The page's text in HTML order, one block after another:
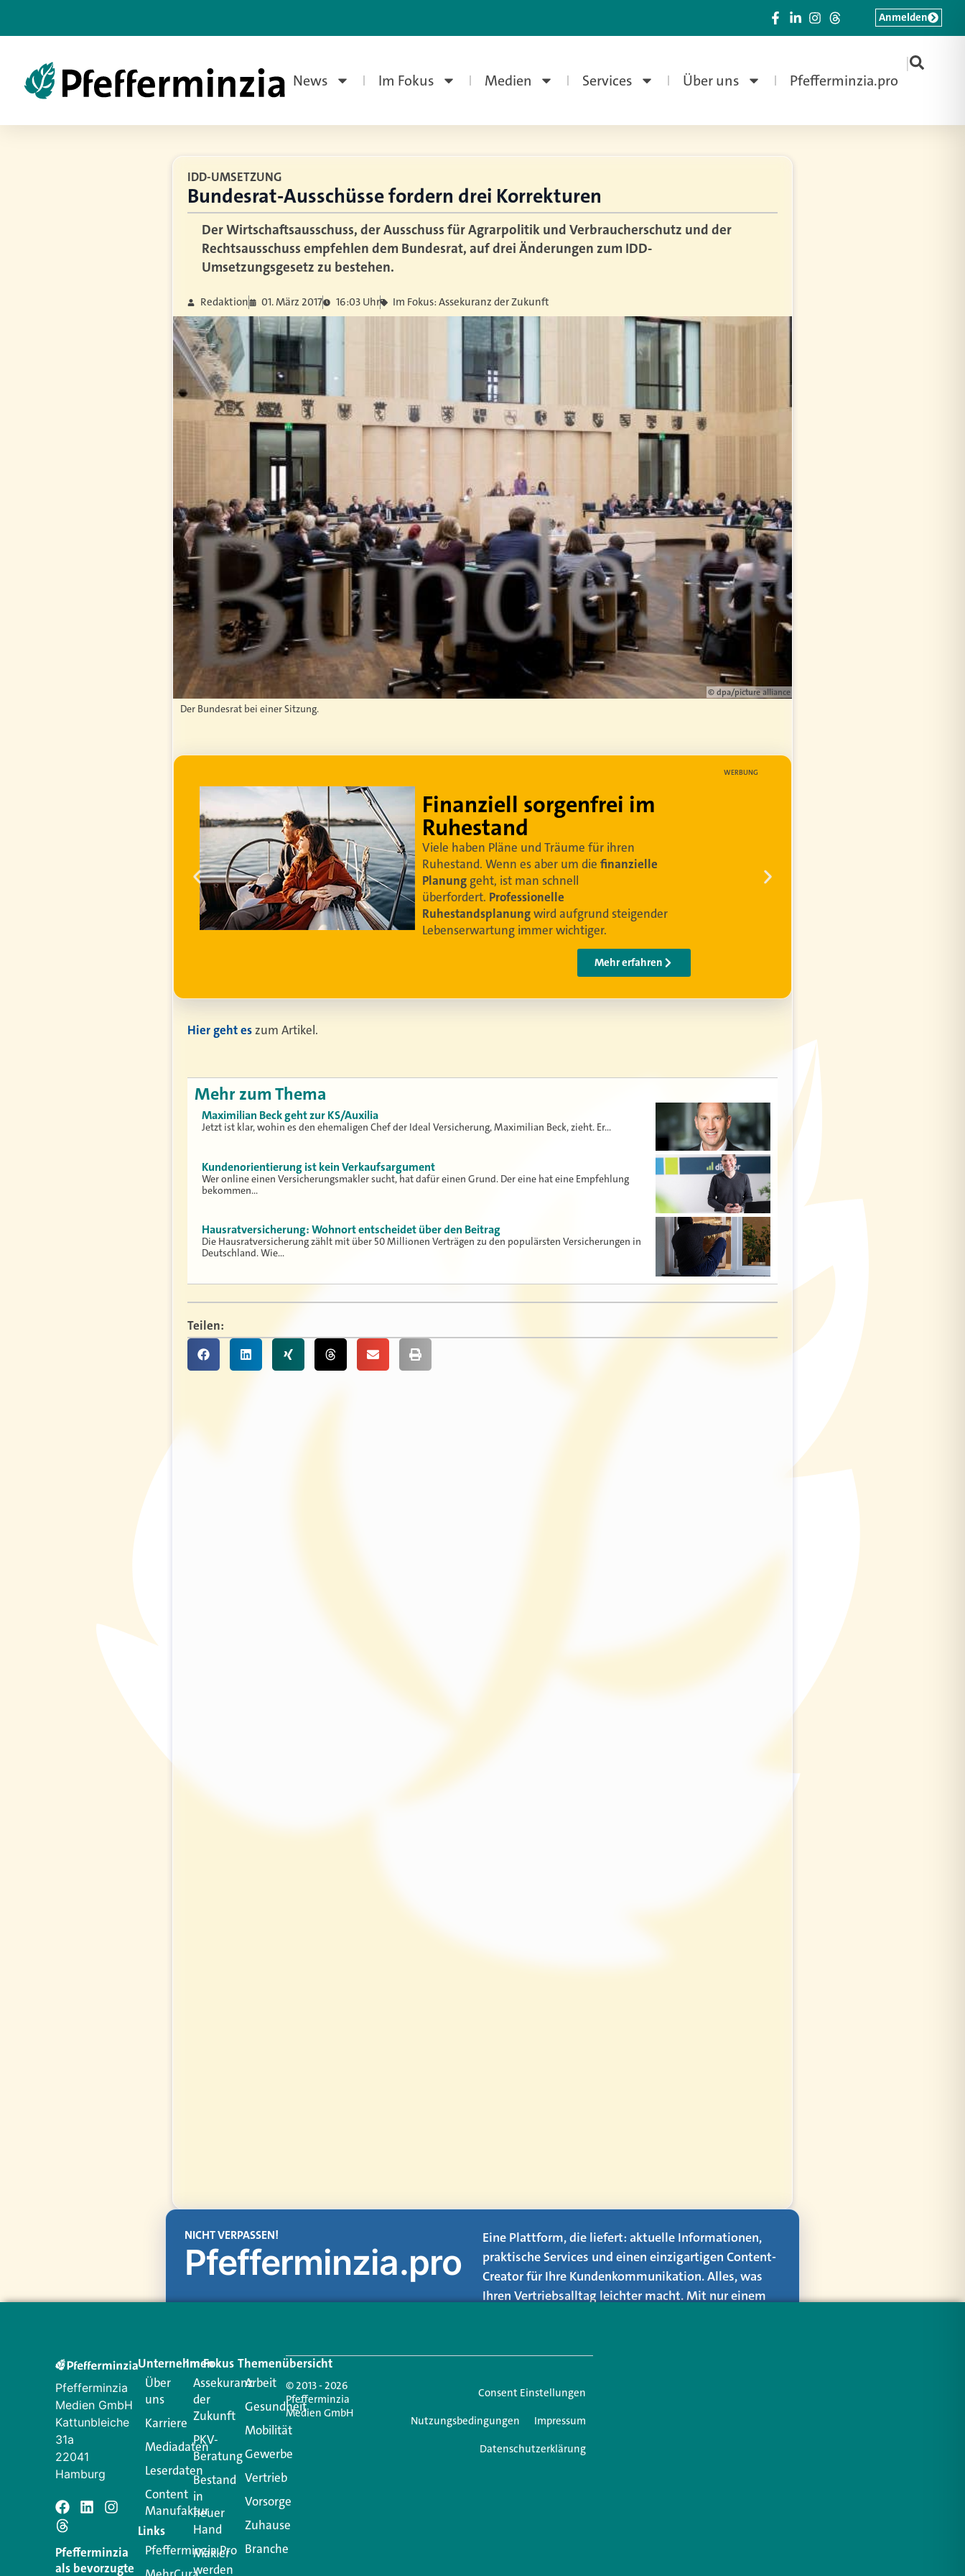
News Im Fokus Medien Services Über uns Pfefferminzia.pro
|
Anmelden
IDD-UMSETZUNG
Bundesrat-Ausschüsse fordern drei Korrekturen
Der Wirtschaftsausschuss, der Ausschuss für Agrarpolitik und Verbraucherschutz und der
Rechtsausschuss empfehlen dem Bundesrat, auf drei Änderungen zum IDD-
Umsetzungsgesetz zu bestehen.
Redaktion 01. März 2017 16:03 Uhr Im Fokus: Assekuranz der Zukunft
© dpa/picture alliance
Der Bundesrat bei einer Sitzung.
WERBUNG
Lebe dein bestes Leben
Um sorgenfrei in den Ruhestand zu blicken,
braucht esprofessionelle Ruhestandsplanung
Damit Ihre Kundinnen und Kundenihr bestes
Leben leben können.
Video anschauen
Hier geht eszum Artikel.
Mehr zum Thema
Maximilian Beck geht zur KS/Auxilia
Jetzt ist klar, wohin es den ehemaligen Chef der Ideal Versicherung, Maximilian Beck, zieht. Er…
Kundenorientierung ist kein Verkaufsargument
Wer online einen Versicherungsmakler sucht, hat dafür einen Grund. Der eine hat eine Empfehlung
bekommen…
Hausratversicherung: Wohnort entscheidet über den Beitrag
Die Hausratversicherung zählt mit über 50 Millionen Verträgen zu den populärsten Versicherungen in
Deutschland. Wie…
Teilen:
NICHT VERPASSEN!
Pfefferminzia.pro
Eine Plattform, die liefert: aktuelle Informationen,
praktische Services und einen einzigartigen Content-
Creator für Ihre Kundenkommunikation. Alles, was
Ihren Vertriebsalltag leichter macht. Mit nur einem
Schreiben Sie einen Kommentar
Ihre E-Mail-Adresse wird nicht veröffentlicht.
Pfefferminzia
Medien GmbH
Kattunbleiche
31a
22041
Hamburg
Pfefferminzia
als bevorzugte
Unternehmen
Über
uns
Karriere
Mediadaten
Leserdaten
Content
Manufaktur
Links
Pfefferminzia.Pro
Im Fokus
Assekuranz
der
Zukunft
PKV-
Beratung
Bestand
in
neuer
Hand
Makler
werden
Themenübersicht
Arbeit
Gesundheit
Mobilität
Gewerbe
Vertrieb
Vorsorge
Zuhause
Branche
© 2013 - 2026
Pfefferminzia
Medien GmbH
Consent Einstellungen
Nutzungsbedingungen
Impressum
Datenschutzerklärung